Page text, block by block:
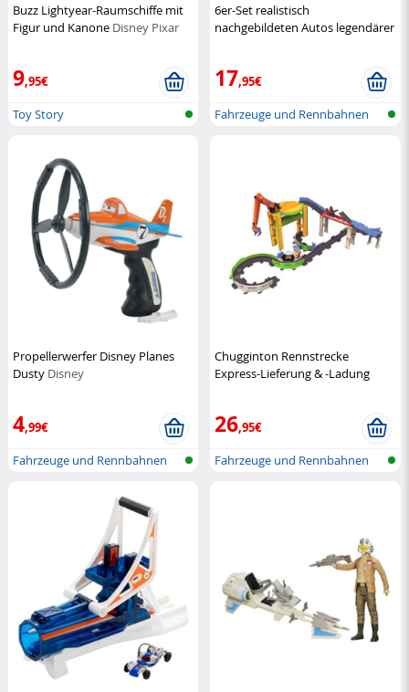
Buzz Lightyear-Raumschiffe mit
Figur und Kanone Disney Pixar
9,95€
Toy Story
6er-Set realistisch
nachgebildeten Autos legendärer
17,95€
Fahrzeuge und Rennbahnen
Propellerwerfer Disney Planes
Dusty Disney
4,99€
Fahrzeuge und Rennbahnen
Chugginton Rennstrecke
Express-Lieferung & -Ladung
26,95€
Fahrzeuge und Rennbahnen